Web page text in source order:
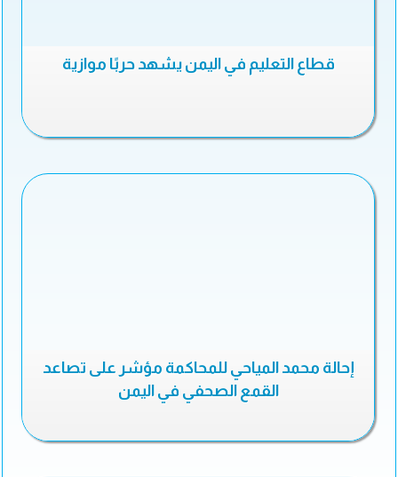
قطاع التعليم في اليمن يشهد حربًا موازية
إحالة محمد المياحي للمحاكمة مؤشر على تصاعد
القمع الصحفي في اليمن